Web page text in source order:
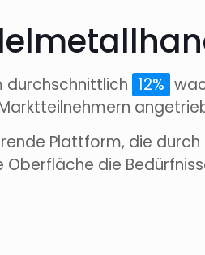
durchschnittlich 12%
Plattform, die
die